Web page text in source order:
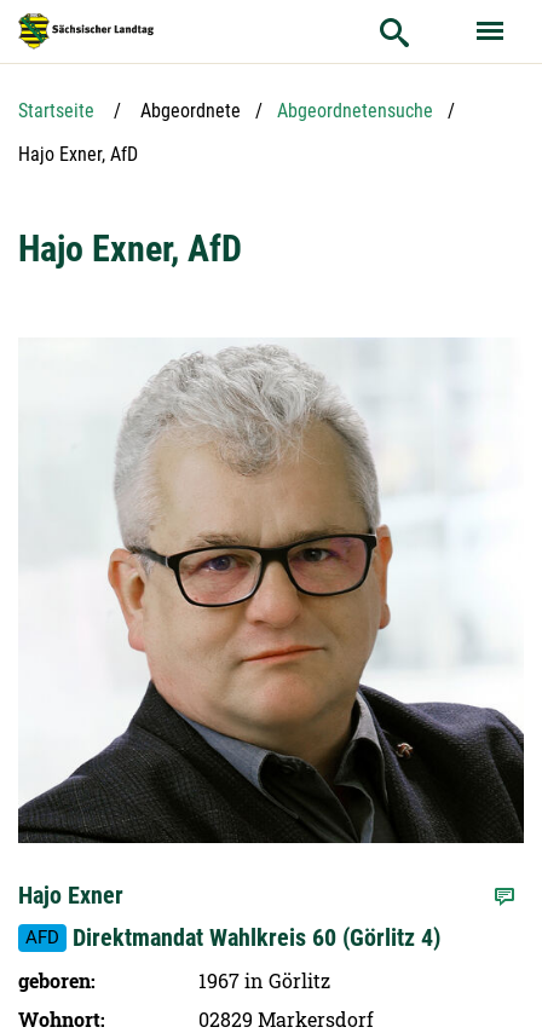
Hauptnavigation
Hauptinhalt
Service
Startseite Abgeordnete
Abgeordnetensuche
Aktuelle Seite:
Hajo Exner, AfD
Hajo Exner, AfD
Hajo Exner
AFD Direktmandat Wahlkreis 60 (Görlitz 4)
geboren
1967 in Görlitz
Wohnort
02829 Markersdorf